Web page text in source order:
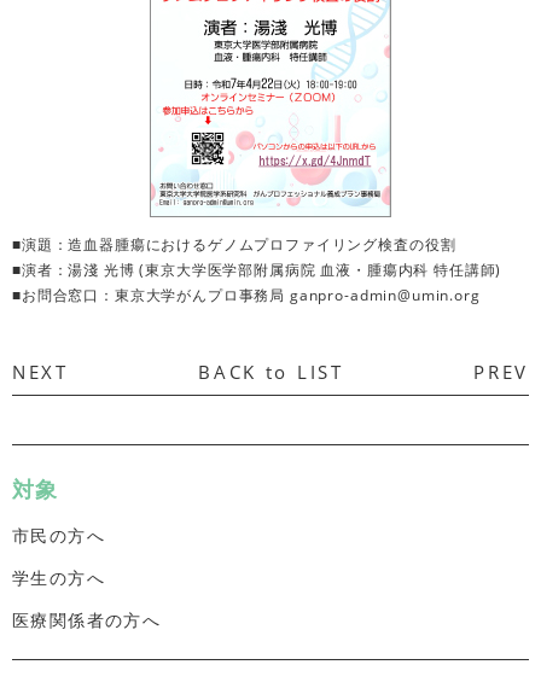
■演題：造血器腫瘍におけるゲノムプロファイリング検査の役割
■演者：湯淺 光博 (東京大学医学部附属病院 血液・腫瘍内科 特任講師)
■お問合窓口：東京大学がんプロ事務局 ganpro-admin@umin.org
NEXT BACK to LIST PREV
対象
市民の方へ
学生の方へ
医療関係者の方へ